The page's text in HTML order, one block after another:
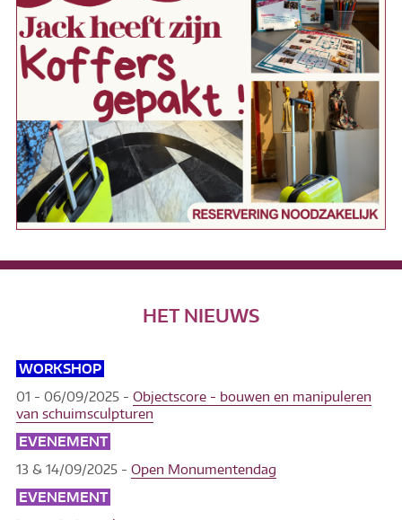
HET NIEUWS
WORKSHOP
01 - 06/09/2025 - Objectscore - bouwen en manipuleren
van schuimsculpturen
EVENEMENT
13 & 14/09/2025 - Open Monumentendag
EVENEMENT